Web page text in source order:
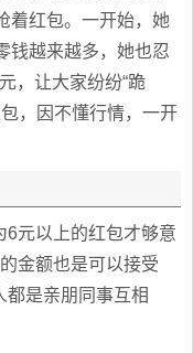
着红包。一开始，她
钱越来越多，她也忍
，让大家纷纷“跪
，因不懂行情，一开
6元以上的红包才够意
金额也是可以接受
都是亲朋同事互相